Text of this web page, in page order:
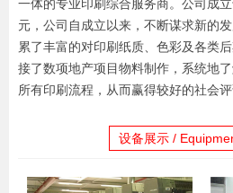
一体的专业印刷综合服务商。公司成
元，公司自成立以来，不断谋求新的
累了丰富的对印刷纸质、色彩及各类
接了数项地产项目物料制作，系统地
所有印刷流程，从而赢得较好的社会评
设备展示 /